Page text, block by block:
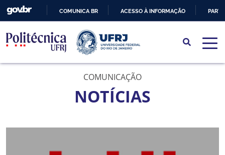
PARA
O
CONTEÚDO
COMUNICA BR ACESSO À INFORMAÇÃO
COMUNICAÇÃO
NOTÍCIAS